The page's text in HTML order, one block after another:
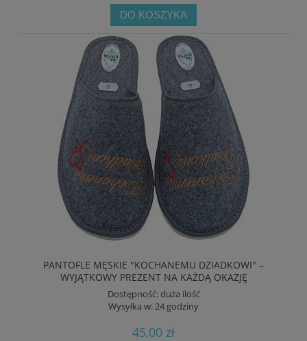
DO KOSZYKA
PANTOFLE MĘSKIE "KOCHANEMU DZIADKOWI" –
WYJĄTKOWY PREZENT NA KAŻDĄ OKAZJĘ
Dostępność: duża ilość
Wysyłka w:24 godziny
45,00 zł